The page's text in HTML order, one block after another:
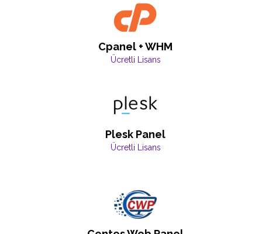
Cpanel + WHM
Ücretli Lisans
Plesk Panel
Ücretli Lisans